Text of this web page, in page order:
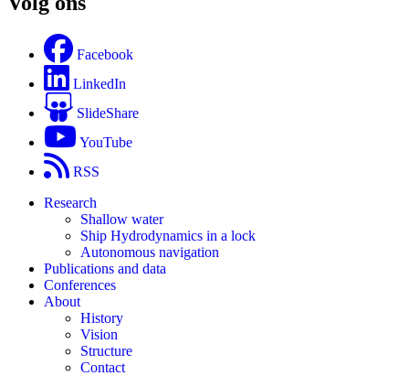
Facebook
LinkedIn
SlideShare
YouTube
RSS
Research
Shallow water
Ship Hydrodynamics in a lock
Autonomous navigation
Publications and data
Conferences
About
History
Vision
Structure
Contact